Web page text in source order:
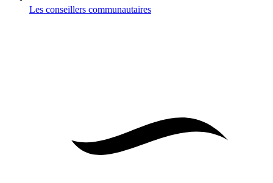
Les conseillers communautaires